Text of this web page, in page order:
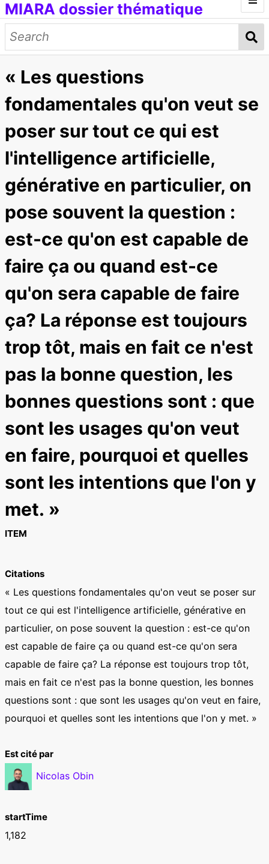
MIARA dossier thématique
Introduction
Œuvres et documents
Modèles d'IA
Données d'entraînement
Concepts
Petit lexique
[ITMAI] Journée d'étude et ateliers
« Les questions
fondamentales qu'on veut se
poser sur tout ce qui est
l'intelligence artificielle,
générative en particulier, on
pose souvent la question :
est-ce qu'on est capable de
faire ça ou quand est-ce
qu'on sera capable de faire
ça? La réponse est toujours
trop tôt, mais en fait ce n'est
pas la bonne question, les
bonnes questions sont : que
sont les usages qu'on veut
en faire, pourquoi et quelles
sont les intentions que l'on y
met. »
ITEM
Citations
« Les questions fondamentales qu'on veut se poser sur
tout ce qui est l'intelligence artificielle, générative en
particulier, on pose souvent la question : est-ce qu'on
est capable de faire ça ou quand est-ce qu'on sera
capable de faire ça? La réponse est toujours trop tôt,
mais en fait ce n'est pas la bonne question, les bonnes
questions sont : que sont les usages qu'on veut en faire,
pourquoi et quelles sont les intentions que l'on y met. »
Est cité par
Nicolas Obin
startTime
1,182